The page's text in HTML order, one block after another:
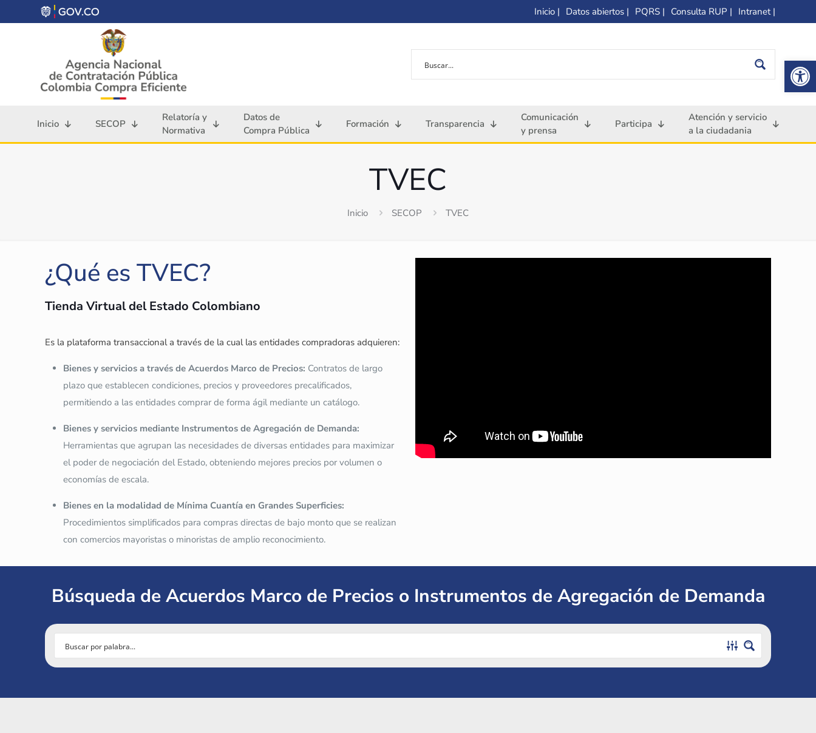
Inicio | Datos abiertos | PQRS | Consulta RUP | Intranet |
Inicio SECOP
Relatoría y
Normativa
Datos de
Compra Pública
Formación Transparencia
Comunicación
y prensa
Participa
Atención y servicio
a la ciudadania
TVEC
Inicio SECOP TVEC
¿Qué es TVEC?
Tienda Virtual del Estado Colombiano
Es la plataforma transaccional a través de la cual las entidades compradoras adquieren:
Bienes y servicios a través de Acuerdos Marco de Precios: Contratos de largo
plazo que establecen condiciones, precios y proveedores precalificados,
permitiendo a las entidades comprar de forma ágil mediante un catálogo.
Bienes y servicios mediante Instrumentos de Agregación de Demanda:
Herramientas que agrupan las necesidades de diversas entidades para maximizar
el poder de negociación del Estado, obteniendo mejores precios por volumen o
economías de escala.
Bienes en la modalidad de Mínima Cuantía en Grandes Superficies:
Procedimientos simplificados para compras directas de bajo monto que se realizan
con comercios mayoristas o minoristas de amplio reconocimiento.
Búsqueda de Acuerdos Marco de Precios o Instrumentos de Agregación de Demanda